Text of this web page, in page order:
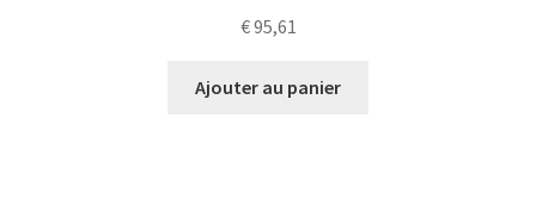
€95,61
Ajouter au panier